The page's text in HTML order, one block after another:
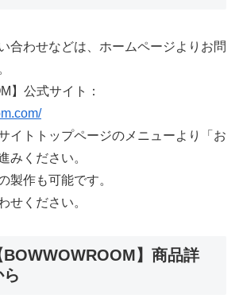
合わせなどは、ホームページよりお問
】公式サイト：
イトトップページのメニューより「お
みください。
製作も可能です。
せください。
BOWWOWROOM】商品詳